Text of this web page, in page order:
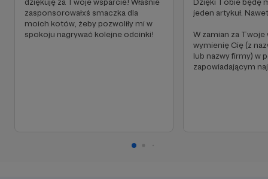
zasponsorowałxś smaczka dla
moich kotów, żeby pozwoliły mi w
spokoju nagrywać kolejne odcinki!
jeden artykuł.
W zamian za Twoje
wymienię Cię (z
lub nazwy firmy) w
zapowiadającym